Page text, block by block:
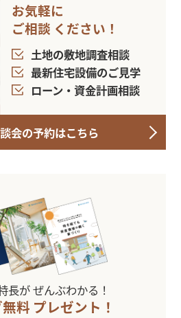
お気軽に
ご相談 ください！
土地の敷地調査相談
最新住宅設備のご見学
ローン・資金計画相談
会の予約はこちら
長がぜんぶわかる！
料 プレゼント！